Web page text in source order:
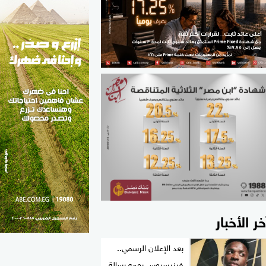
مواهب مصر
الأخبار
بعد الإعلان الرسمي..